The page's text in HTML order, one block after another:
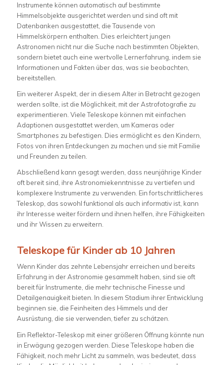
Instrumente können automatisch auf bestimmte
Himmelsobjekte ausgerichtet werden und sind oft mit
Datenbanken ausgestattet, die Tausende von
Himmelskörpern enthalten. Dies erleichtert jungen
Astronomen nicht nur die Suche nach bestimmten Objekten,
sondern bietet auch eine wertvolle Lernerfahrung, indem sie
Informationen und Fakten über das, was sie beobachten,
bereitstellen.
Ein weiterer Aspekt, der in diesem Alter in Betracht gezogen
werden sollte, ist die Möglichkeit, mit der Astrofotografie zu
experimentieren. Viele Teleskope können mit einfachen
Adaptionen ausgestattet werden, um Kameras oder
Smartphones zu befestigen. Dies ermöglicht es den Kindern,
Fotos von ihren Entdeckungen zu machen und sie mit Familie
und Freunden zu teilen.
Abschließend kann gesagt werden, dass neunjährige Kinder
oft bereit sind, ihre Astronomiekenntnisse zu vertiefen und
komplexere Instrumente zu verwenden. Ein fortschrittlicheres
Teleskop, das sowohl funktional als auch informativ ist, kann
ihr Interesse weiter fördern und ihnen helfen, ihre Fähigkeiten
und ihr Wissen zu erweitern.
Teleskope für Kinder ab 10 Jahren
Wenn Kinder das zehnte Lebensjahr erreichen und bereits
Erfahrung in der Astronomie gesammelt haben, sind sie oft
bereit für Instrumente, die mehr technische Finesse und
Detailgenauigkeit bieten. In diesem Stadium ihrer Entwicklung
beginnen sie, die Feinheiten des Himmels und der
Ausrüstung, die sie verwenden, tiefer zu schätzen.
Ein Reflektor-Teleskop mit einer größeren Öffnung könnte nun
in Erwägung gezogen werden. Diese Teleskope haben die
Fähigkeit, noch mehr Licht zu sammeln, was bedeutet, dass